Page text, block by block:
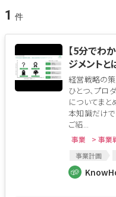
1
【5分でわ
ジメントと
経営戦略の
ひとつ、プロ
についてまと
本知識だけで
ご紹...
事業 > 事業
事業計画
プロダクトポ
投資判断